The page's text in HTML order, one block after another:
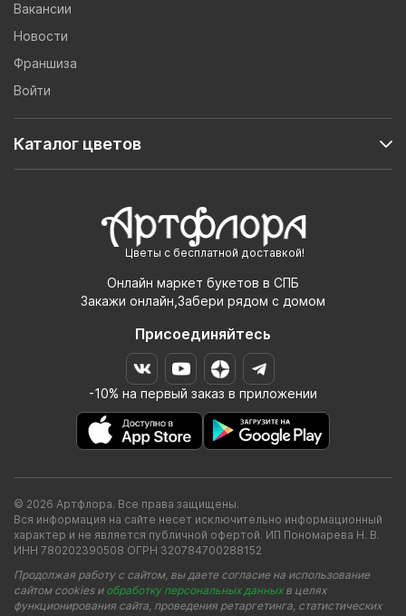
Цветы с бесплатной доставкой!
Онлайн маркет букетов в СПБ
Закажи онлайн,Забери рядом с домом
Присоединяйтесь
-10% на первый заказ в приложении
Вакансии
Новости
Франшиза
Войти
Каталог цветов
© 2026 Артфлора. Все права защищены.
Вся информация на сайте несет исключительно информационный
характер и не является публичной офертой. ИП Пономарева Н. В.
ИНН 780202390508 ОГРН 320784700288152
Продолжая работу с сайтом, вы даете согласие на использование
сайтом cookies и обработку персональных данныхв целях
функционирования сайта, проведения ретаргетинга, статистических